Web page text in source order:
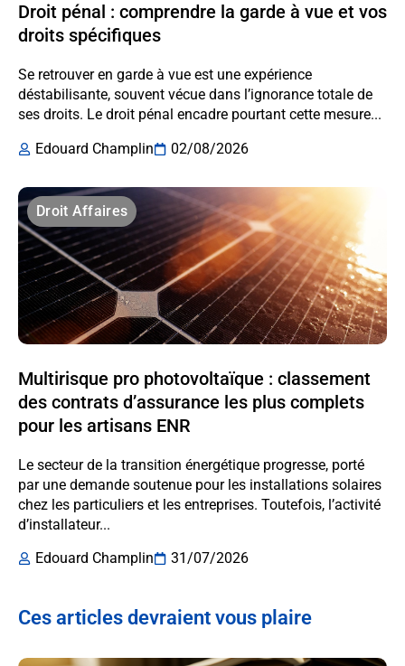
Droit pénal : comprendre la garde à vue et vos
droits spécifiques
Se retrouver en garde à vue est une expérience
déstabilisante, souvent vécue dans l’ignorance totale de
ses droits. Le droit pénal encadre pourtant cette mesure...
Edouard Champlin
02/08/2026
Droit Affaires
Multirisque pro photovoltaïque : classement
des contrats d’assurance les plus complets
pour les artisans ENR
Le secteur de la transition énergétique progresse, porté
par une demande soutenue pour les installations solaires
chez les particuliers et les entreprises. Toutefois, l’activité
d’installateur...
Edouard Champlin
31/07/2026
Ces articles devraient vous plaire